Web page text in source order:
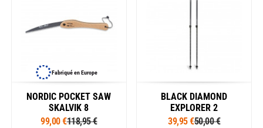
Fabriqué en Europe
NORDIC POCKET SAW
SKALVIK 8
99,00 €118,95 €
BLACK DIAMOND
EXPLORER 2
39,95 €50,00 €